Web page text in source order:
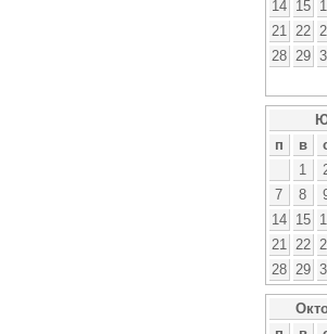
14
15
21
22
28
29
п
в
1
7
8
14
15
21
22
28
29